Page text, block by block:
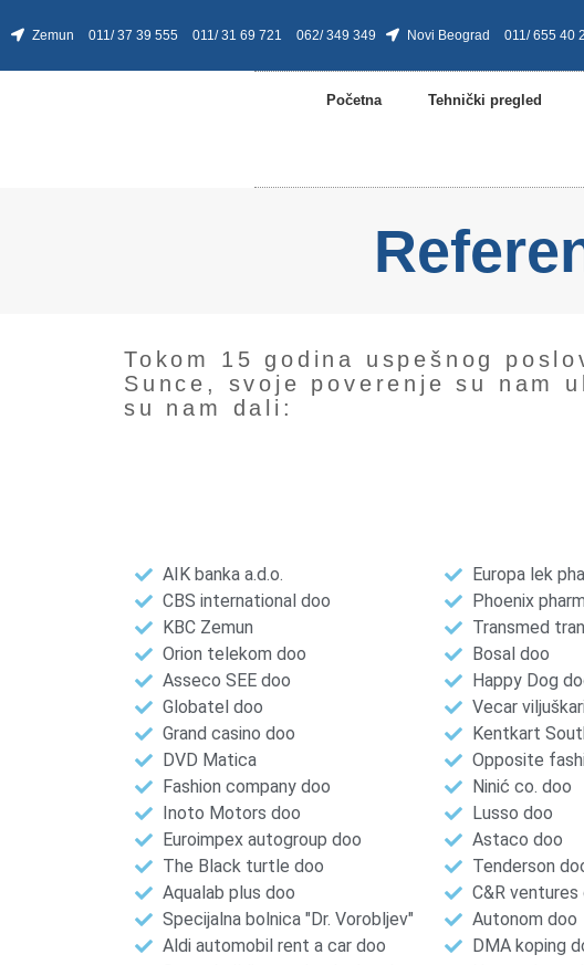
Zemun 011/ 37 39 555 011/ 31 69 721 062/ 349 349 Novi Beograd 011/ 655 40
Početna Tehnički pregled
Tokom 15 godina uspešnog
Sunce, svoje poverenje su nam
su nam dali:
AIK banka a.d.o.
CBS international doo
KBC Zemun
Orion telekom doo
Asseco SEE doo
Globatel doo
Grand casino doo
DVD Matica
Fashion company doo
Inoto Motors doo
Euroimpex autogroup doo
The Black turtle doo
Aqualab plus doo
Specijalna bolnica "Dr. Vorobljev"
Aldi automobil rent a car doo
Europa lek
Phoenix
Transmed
Bosal doo
Happy Dog
Vecar
Kentkart
Opposite
Ninić co. doo
Lusso doo
Astaco doo
Tenderson
C&R ventures
Autonom doo
DMA koping